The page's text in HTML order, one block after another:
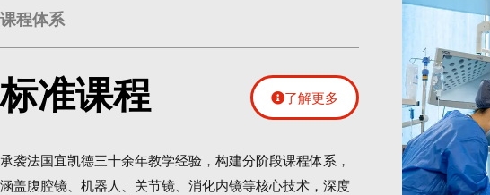
课程体系
标准课程 了解更多
承袭法国宜凯德三十余年教学经验，构建分阶段课程体系，
涵盖腹腔镜、机器人、关节镜、消化内镜等核心技术，深度